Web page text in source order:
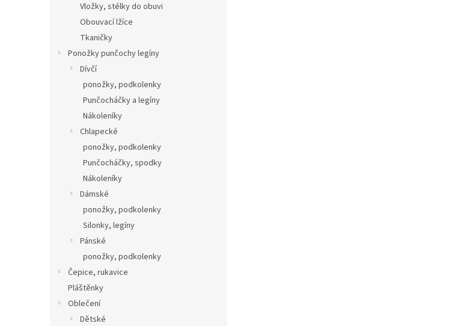
Vložky, stélky do obuvi
Obouvací lžíce
Tkaničky
Ponožky punčochy legíny
Dívčí
ponožky, podkolenky
Punčocháčky a legíny
Nákoleníky
Chlapecké
ponožky, podkolenky
Punčocháčky, spodky
Nákoleníky
Dámské
ponožky, podkolenky
Silonky, legíny
Pánské
ponožky, podkolenky
Čepice, rukavice
Pláštěnky
Oblečení
Dětské